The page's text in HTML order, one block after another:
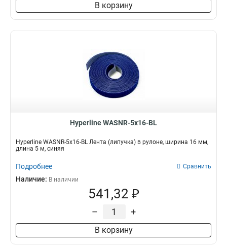
В корзину
Hyperline WASNR-5x16-BL
Hyperline WASNR-5x16-BL Лента (липучка) в рулоне, ширина 16 мм,
длина 5 м, синяя
Подробнее Сравнить
Наличие: В наличии
541,32 ₽
– +
В корзину